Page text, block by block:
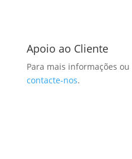
Apoio ao Cliente
Para mais informações
contacte-nos.